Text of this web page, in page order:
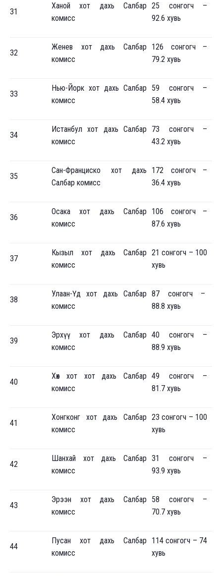
31
Ханой хот дахь Салбар
комисс
25 сонгогч –
92.6 хувь
32
Женев хот дахь Салбар
комисс
126 сонгогч –
79.2 хувь
33
Нью-Йорк хот дахь Салбар
комисс
59 сонгогч –
58.4 хувь
34
Истанбул хот дахь Салбар
комисс
73 сонгогч –
43.2 хувь
35
Сан-Франциско хот дахь
Салбар комисс
172 сонгогч –
36.4 хувь
36
Осака хот дахь Салбар
комисс
106 сонгогч –
87.6 хувь
37
Кызыл хот дахь Салбар
комисс
21 сонгогч – 100
хувь
38
Улаан-Үд хот дахь Салбар
комисс
87 сонгогч –
88.8 хувь
39
Эрхүү хот дахь Салбар
комисс
40 сонгогч –
88.9 хувь
40
Хөх хот хот дахь Салбар
комисс
49 сонгогч –
81.7 хувь
41
Хонгконг хот дахь Салбар
комисс
23 сонгогч – 100
хувь
42
Шанхай хот дахь Салбар
комисс
31 сонгогч –
93.9 хувь
43
Эрээн хот дахь Салбар
комисс
58 сонгогч –
70.7 хувь
44
Пусан хот дахь Салбар
комисс
114 сонгогч – 74
хувь